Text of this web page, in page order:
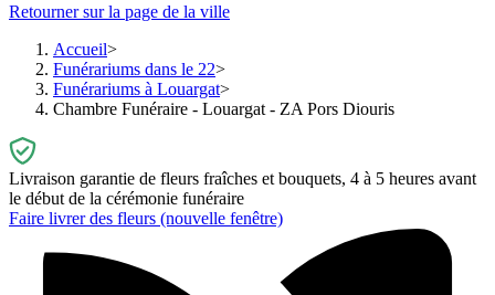
Retourner sur la page de la ville
Accueil
Funérariums dans le 22
Funérariums à Louargat
Chambre Funéraire - Louargat - ZA Pors Diouris
Livraison garantie de fleurs fraîches et bouquets, 4 à 5 heures avant
le début de la cérémonie funéraire
Faire livrer des fleurs (nouvelle fenêtre)